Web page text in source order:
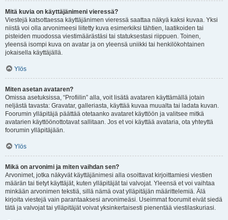
Mitä kuvia on käyttäjänimeni vieressä?
Viestejä katsottaessa käyttäjänimen vieressä saattaa näkyä kaksi kuvaa. Yksi
niistä voi olla arvonimeesi liitetty kuva esimerkiksi tähtien, laatikoiden tai
pisteiden muodossa viestimäärästäsi tai statuksestasi riippuen. Toinen,
yleensä isompi kuva on avatar ja on yleensä uniikki tai henkilökohtainen
jokaisella käyttäjällä.
Ylös
Miten asetan avataren?
Omissa asetuksissa, “Profiilin” alla, voit lisätä avataren käyttämällä jotain
neljästä tavasta: Gravatar, galleriasta, käyttää kuvaa muualta tai ladata kuvan.
Foorumin ylläpitäjä päättää otetaanko avataret käyttöön ja valitsee mitkä
avatarien käyttöönottotavat sallitaan. Jos et voi käyttää avataria, ota yhteyttä
foorumin ylläpitäjään.
Ylös
Mikä on arvonimi ja miten vaihdan sen?
Arvonimet, jotka näkyvät käyttäjänimesi alla osoittavat kirjoittamiesi viestien
määrän tai tietyt käyttäjät, kuten ylläpitäjät tai valvojat. Yleensä et voi vaihtaa
minkään arvonimen tekstiä, sillä nämä ovat ylläpitäjän määrittelemiä. Älä
kirjoita viestejä vain parantaaksesi arvonimeäsi. Useimmat foorumit eivät siedä
tätä ja valvojat tai ylläpitäjät voivat yksinkertaisesti pienentää viestilaskuriasi.